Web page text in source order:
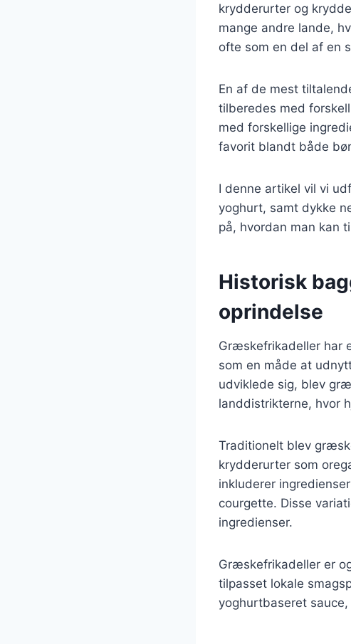
krydderurter og
mange andre lande,
ofte som en del af en
En af de mest
tilberedes med
med forskellige
favorit blandt både
I denne artikel vil vi
yoghurt, samt dykke
på, hvordan man kan
Historisk
oprindelse
Græskefrikadeller har
som en måde at
udviklede sig, blev
landdistrikterne, hvor
Traditionelt blev
krydderurter som
inkluderer
courgette. Disse
ingredienser.
Græskefrikadeller er
tilpasset lokale
yoghurtbaseret